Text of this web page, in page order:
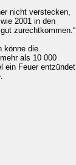
nicht verstecken,
2001 in den
zurechtkommen.“
könne die
als 10 000
ein Feuer entzündet